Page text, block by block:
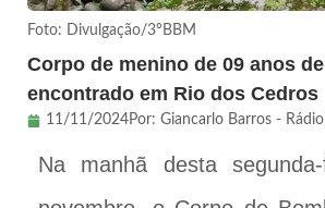
Foto: Divulgação/3ºBBM
Corpo de menino de 09 anos
encontrado em Rio dos Cedros
11/11/2024Por: Giancarlo Barros -
Na manhã desta